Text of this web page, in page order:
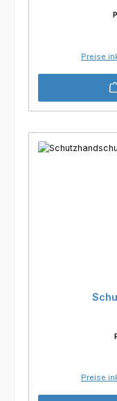
Preise
Preise